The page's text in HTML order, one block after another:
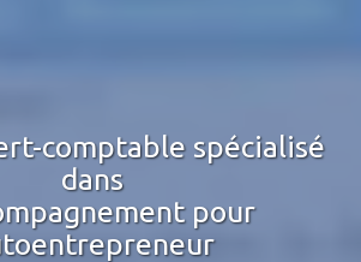
comptable spécialisé
dans
pour